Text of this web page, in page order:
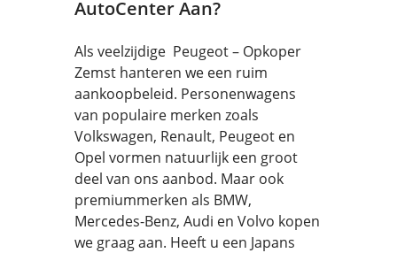
AutoCenter Aan?
Als veelzijdige Peugeot – Opkoper
Zemst hanteren we een ruim
aankoopbeleid. Personenwagens
van populaire merken zoals
Volkswagen, Renault, Peugeot en
Opel vormen natuurlijk een groot
deel van ons aanbod. Maar ook
premiummerken als BMW,
Mercedes-Benz, Audi en Volvo kopen
we graag aan. Heeft u een Japans